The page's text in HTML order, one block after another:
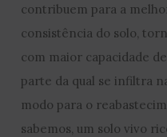
contribuem para a
consistência do solo,
com maior capacidade
parte da qual se infiltra
modo para o
sabemos, um solo vivo